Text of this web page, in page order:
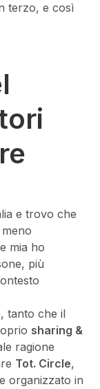
terzo, e così
e trovo che
mia ho
più
tanto che il
sharing &
ragione
Tot. Circle,
organizzato in